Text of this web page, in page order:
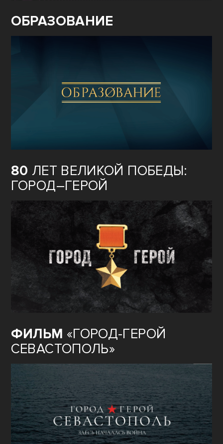
ОБРАЗОВАНИЕ
80 ЛЕТ ВЕЛИКОЙ ПОБЕДЫ:
ГОРОД–ГЕРОЙ
ФИЛЬМ «ГОРОД-ГЕРОЙ
СЕВАСТОПОЛЬ»